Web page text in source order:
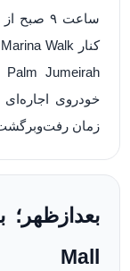
خودروی
زمان
Mall